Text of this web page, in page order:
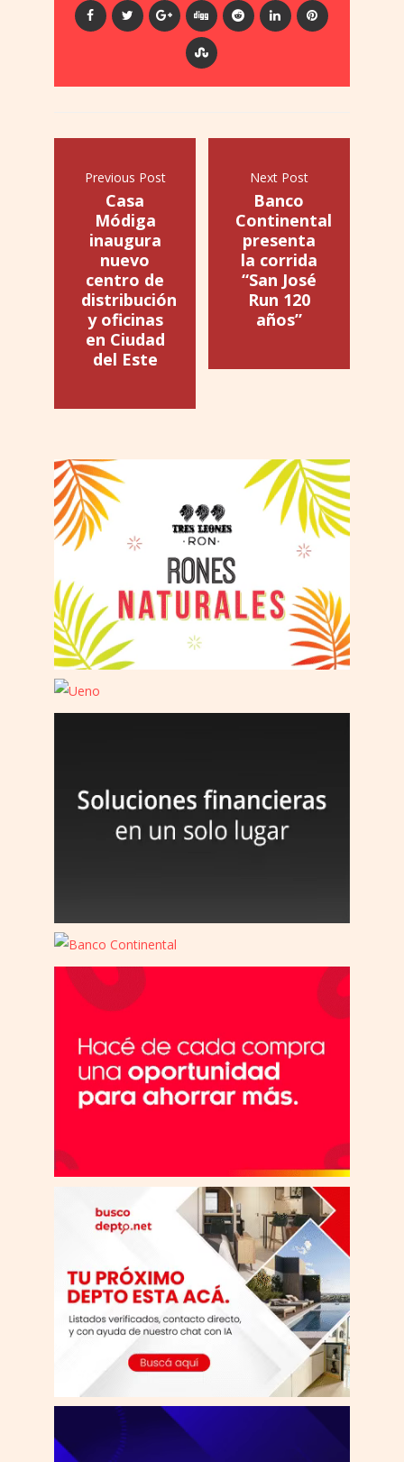
Previous Post
Casa
Módiga
inaugura
nuevo
centro de
distribución
y oficinas
en Ciudad
del Este
Next Post
Banco
Continental
presenta
la corrida
“San José
Run 120
años”